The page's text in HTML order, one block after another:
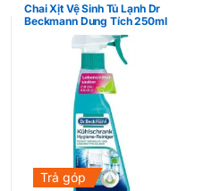
Chai Xịt Vệ Sinh Tủ Lạnh Dr
Beckmann Dung Tích 250ml
Trả góp